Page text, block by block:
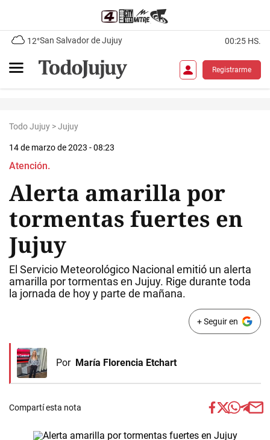
12°San Salvador de Jujuy 00:25 HS.
Registrarme
Todo Jujuy >Jujuy
14 de marzo de 2023 - 08:23
Atención.
Alerta amarilla por
tormentas fuertes en
Jujuy
El Servicio Meteorológico Nacional emitió un alerta
amarilla por tormentas en Jujuy. Rige durante toda
la jornada de hoy y parte de mañana.
+ Seguir en
Por María Florencia Etchart
Compartí esta nota